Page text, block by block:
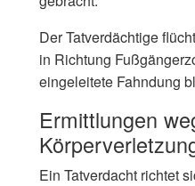
Der Tatverdächtige
in Richtung
eingeleitete Fahndung
Ermittlungen
Ein Tatverdacht richtet